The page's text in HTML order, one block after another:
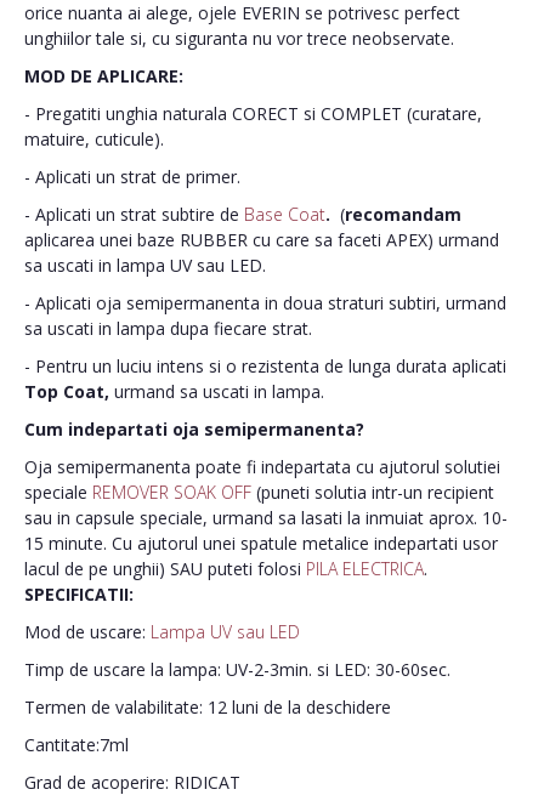
orice nuanta ai alege, ojele EVERIN se potrivesc perfect
unghiilor tale si, cu siguranta nu vor trece neobservate.
MOD DE APLICARE:
- Pregatiti unghia naturala CORECT si COMPLET (curatare,
matuire, cuticule).
- Aplicati un strat de primer.
- Aplicati un strat subtire de Base Coat. (recomandam
aplicarea unei baze RUBBER cu care sa faceti APEX) urmand
sa uscati in lampa UV sau LED.
- Aplicati oja semipermanenta in doua straturi subtiri, urmand
sa uscati in lampa dupa fiecare strat.
- Pentru un luciu intens si o rezistenta de lunga durata aplicati
Top Coat, urmand sa uscati in lampa.
Cum indepartati oja semipermanenta?
Oja semipermanenta poate fi indepartata cu ajutorul solutiei
speciale REMOVER SOAK OFF (puneti solutia intr-un recipient
sau in capsule speciale, urmand sa lasati la inmuiat aprox. 10-
15 minute. Cu ajutorul unei spatule metalice indepartati usor
lacul de pe unghii) SAU puteti folosi PILA ELECTRICA.
SPECIFICATII:
Mod de uscare: Lampa UV sau LED
Timp de uscare la lampa: UV-2-3min. si LED: 30-60sec.
Termen de valabilitate: 12 luni de la deschidere
Cantitate:7ml
Grad de acoperire: RIDICAT